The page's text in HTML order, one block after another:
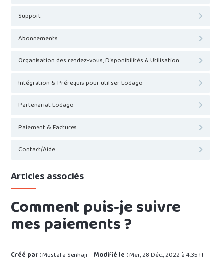
Support
Abonnements
Organisation des rendez-vous, Disponibilités & Utilisation
Intégration & Prérequis pour utiliser Lodago
Partenariat Lodago
Paiement & Factures
Contact/Aide
Articles associés
Comment puis-je suivre
mes paiements ?
Créé par :Mustafa Senhaji Modifié le :Mer, 28 Déc., 2022 à 4:35 H